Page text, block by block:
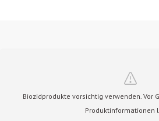
Biozidprodukte vorsichtig verwenden. Vor
Produktinformationen